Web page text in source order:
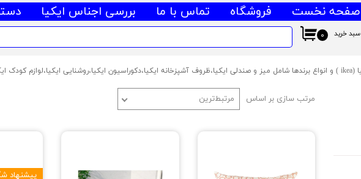
۰ سبد خرید
صفحه نخست فروشگاه تماس با ما بررسی اجناس ایکیا
مرتب سازی بر اساس مرتبط‌ترین
پیشنهاد